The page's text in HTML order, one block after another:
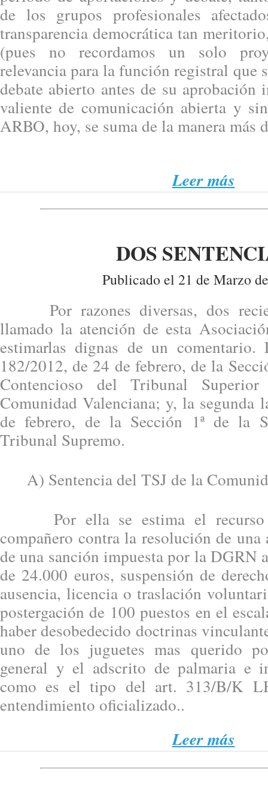
de los grupos profesionales
transparencia democrática tan
(pues no recordamos un solo
relevancia para la función registral que
debate abierto antes de su
valiente de comunicación abierta y
ARBO, hoy, se suma de la manera más
Leer más
DOS
Publicado el 21 de Marzo
Por razones diversas, dos
llamado la atención de esta
estimarlas dignas de un
182/2012, de 24 de febrero, de la
Contencioso del Tribunal
Comunidad Valenciana; y, la segunda
de febrero, de la Sección 1ª de la
Tribunal Supremo.
A) Sentencia del TSJ de la
Por ella se estima el recurso
compañero contra la resolución de
de una sanción impuesta por la DGRN
de 24.000 euros, suspensión de
ausencia, licencia o traslación
postergación de 100 puestos en el
haber desobedecido doctrinas
uno de los juguetes mas querido
general y el adscrito de palmaria e
como es el tipo del art. 313/B/K
entendimiento oficializado..
Leer más